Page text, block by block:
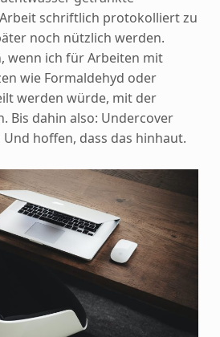
schriftlich protokolliert zu
noch nützlich werden.
wenn ich für Arbeiten mit
wie Formaldehyd oder
werden würde, mit der
Bis dahin also: Undercover
hoffen, dass das hinhaut.